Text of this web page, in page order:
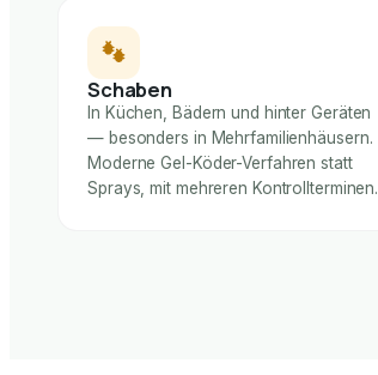
Schaben
In Küchen, Bädern und hinter Geräten
— besonders in Mehrfamilienhäusern.
Moderne Gel-Köder-Verfahren statt
Sprays, mit mehreren Kontrollterminen.